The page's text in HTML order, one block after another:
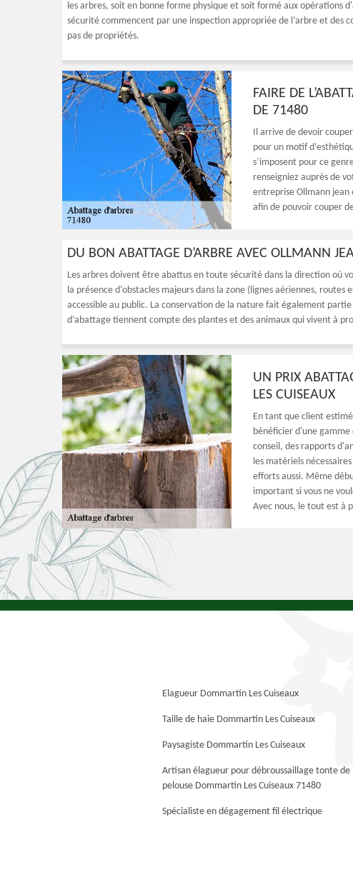
les arbres, soit en bonne forme physique et soit formé aux opérations
sécurité commencent par une inspection appropriée de l’arbre et des
pas de propriétés.
FAIRE DE
DE 71480
Il arrive de devoir
pour un motif
s’imposent pour ce
renseigniez auprès de
entreprise Ollmann jean
afin de pouvoir couper
DU BON ABATTAGE D’ARBRE AVEC OLLMANN
Les arbres doivent être abattus en toute sécurité dans la direction où
la présence d'obstacles majeurs dans la zone (lignes aériennes,
accessible au public. La conservation de la nature fait également
d’abattage tiennent compte des plantes et des animaux qui vivent à
UN PRIX
LES CUISEAUX
En tant que client
bénéficier d'une gamme
conseil, des rapports
les matériels
efforts aussi. Même
important si vous ne
Avec nous, le tout est à
Elagueur Dommartin Les Cuiseaux
Taille de haie Dommartin Les Cuiseaux
Paysagiste Dommartin Les Cuiseaux
Artisan élagueur pour débroussaillage tonte de
pelouse Dommartin Les Cuiseaux 71480
Spécialiste en dégagement fil électrique